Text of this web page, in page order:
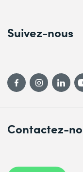
Contactez-
Suivez-nous